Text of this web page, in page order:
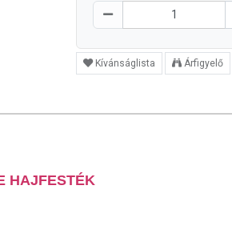
Kívánságlista Árfigyelő
HAJFESTÉK